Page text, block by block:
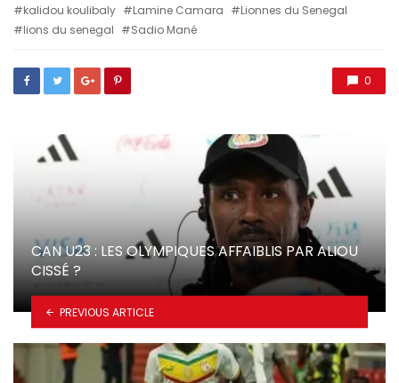
kalidou koulibaly
Lamine Camara
Lionnes du Senegal
lions du senegal
Sadio Mané
0
CAN U23 : LES OLYMPIQUES AFFAIBLIS PAR ALIOU
CISSÉ ?
PREVIOUS ARTICLE